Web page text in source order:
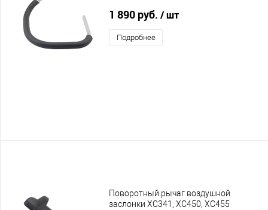
1 890 руб. / шт
Подробнее
Поворотный рычаг воздушной
заслонки XC341, XC450, XC455